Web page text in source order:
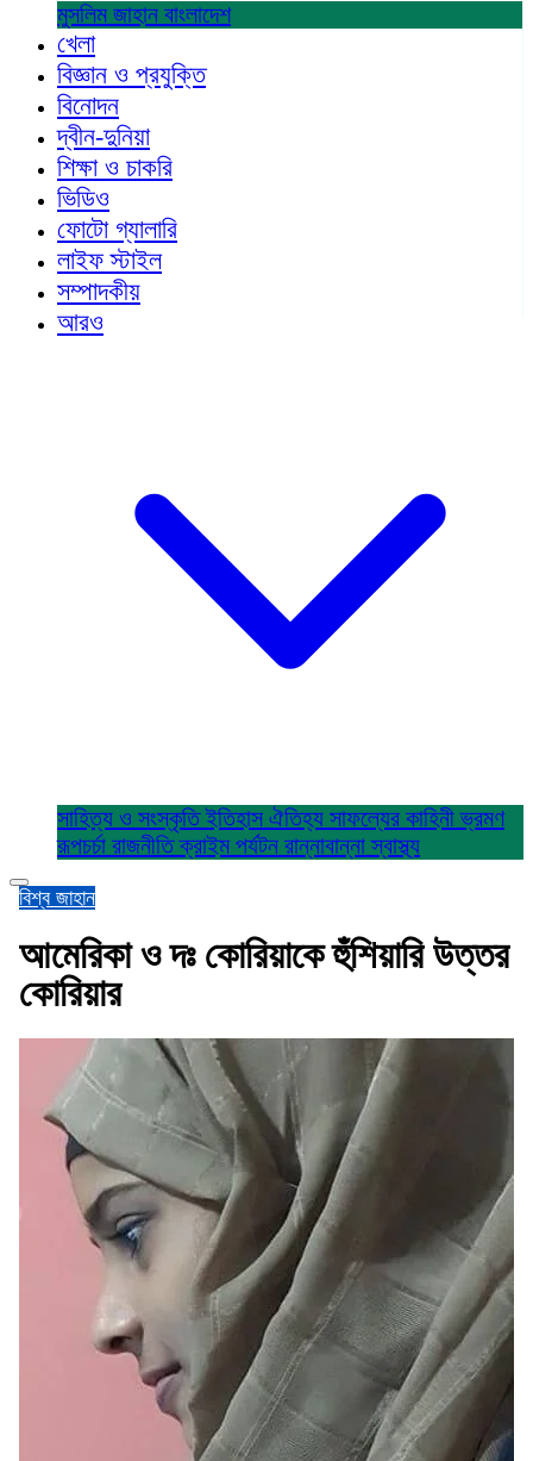
মুসলিম জাহান বাংলাদেশ
খেলা
বিজ্ঞান ও প্রযুক্তি
বিনোদন
দ্বীন-দুনিয়া
শিক্ষা ও চাকরি
ভিডিও
ফোটো গ্যালারি
লাইফ স্টাইল
সম্পাদকীয়
আরও
সাহিত্য ও সংস্কৃতিইতিহাস ঐতিহ্য সাফল্যের কাহিনীভ্রমণ
রূপচর্চা রাজনীতিক্রাইম পর্যটন রান্নাবান্নাস্বাস্থ্য
বিশ্ব জাহান
আমেরিকা ও দঃ কোরিয়াকে হুঁশিয়ারি উত্তর
কোরিয়ার